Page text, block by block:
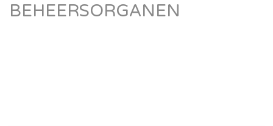
BEHEERSORGANEN